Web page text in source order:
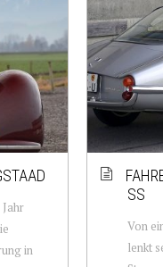
in
SS
Von
lenkt